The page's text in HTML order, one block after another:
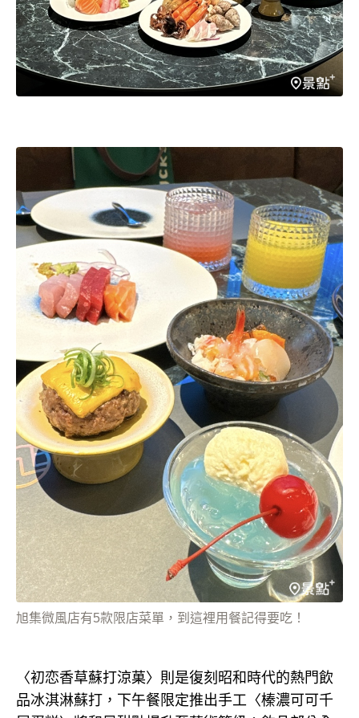
旭集微風店有5款限店菜單，到這裡用餐記得要吃！
〈初恋香草蘇打涼菓〉則是復刻昭和時代的熱門飲
品冰淇淋蘇打，下午餐限定推出手工〈榛濃可可千